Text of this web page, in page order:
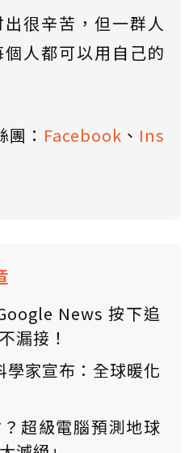
出很辛苦，但一群人
人都可以用自己的
： Facebook 、 Ins
News 按下追
漏接！
學家宣布：全球暖化
超級電腦預測地球